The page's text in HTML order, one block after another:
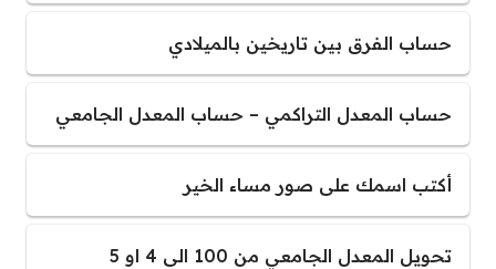
حساب الفرق بين تاريخين بالميلادي
حساب المعدل التراكمي – حساب المعدل الجامعي
أكتب اسمك على صور مساء الخير
تحويل المعدل الجامعي من 100 الى 4 او 5